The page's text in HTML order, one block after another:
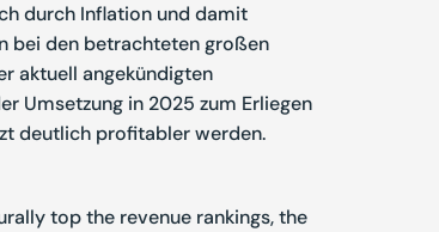
durch Inflation und damit
bei den betrachteten großen
aktuell angekündigten
Umsetzung in 2025 zum Erliegen
deutlich profitabler werden.
top the revenue rankings, the